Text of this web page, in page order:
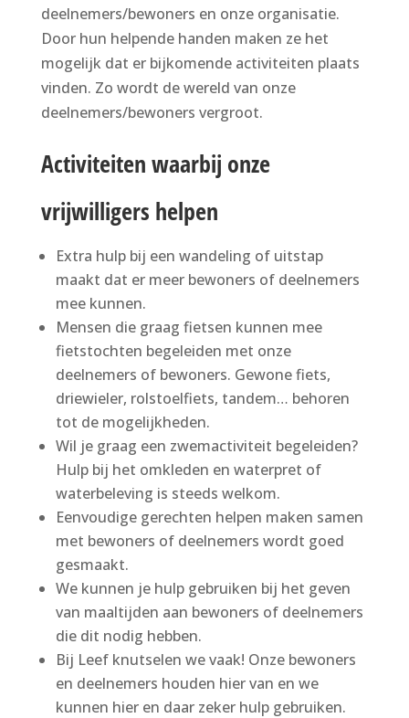
deelnemers/bewoners en onze organisatie.
Door hun helpende handen maken ze het
mogelijk dat er bijkomende activiteiten plaats
vinden. Zo wordt de wereld van onze
deelnemers/bewoners vergroot.
Activiteiten waarbij onze
vrijwilligers helpen
Extra hulp bij een wandeling of uitstap
maakt dat er meer bewoners of deelnemers
mee kunnen.
Mensen die graag fietsen kunnen mee
fietstochten begeleiden met onze
deelnemers of bewoners. Gewone fiets,
driewieler, rolstoelfiets, tandem… behoren
tot de mogelijkheden.
Wil je graag een zwemactiviteit begeleiden?
Hulp bij het omkleden en waterpret of
waterbeleving is steeds welkom.
Eenvoudige gerechten helpen maken samen
met bewoners of deelnemers wordt goed
gesmaakt.
We kunnen je hulp gebruiken bij het geven
van maaltijden aan bewoners of deelnemers
die dit nodig hebben.
Bij Leef knutselen we vaak! Onze bewoners
en deelnemers houden hier van en we
kunnen hier en daar zeker hulp gebruiken.